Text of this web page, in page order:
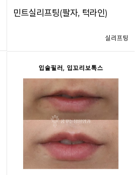
민트실리프팅(팔자, 턱라인)
실리프팅